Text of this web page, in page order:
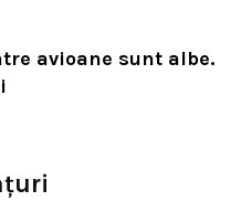
avioane sunt albe.